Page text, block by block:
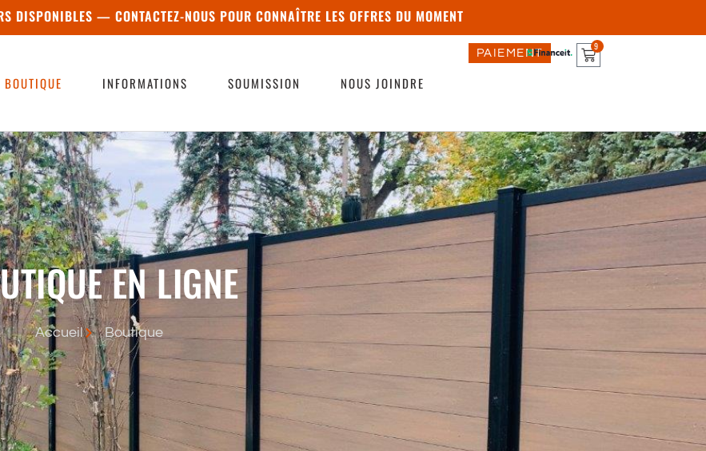
DISPONIBLES — CONTACTEZ-NOUS POUR CONNAÎTRE LES OFFRES DU MOMENT
BOUTIQUE INFORMATIONS SOUMISSION NOUS JOINDRE
PAIEMENT
9
EN LIGNE
Accueil Boutique